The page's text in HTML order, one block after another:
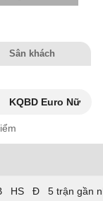
Sân khách
KQBD Euro Nữ
5 trận gần